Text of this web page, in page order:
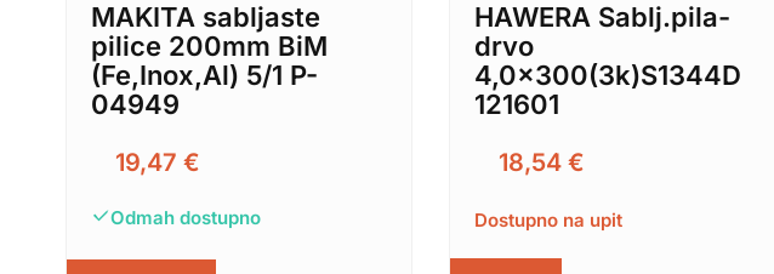
MAKITA sabljaste
pilice 200mm BiM
(Fe,Inox,Al) 5/1 P-
04949
19,47 €
Odmah dostupno
HAWERA Sablj.pila-
drvo
4,0×300(3k)S1344D
121601
18,54€
Dostupno na upit